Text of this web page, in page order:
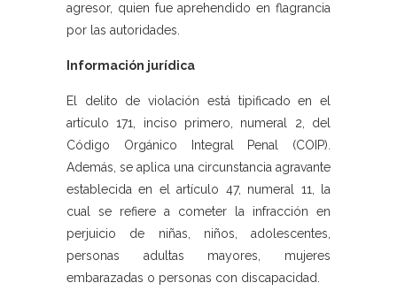
agresor, quien fue aprehendido en flagrancia
por las autoridades.
Información jurídica
El delito de violación está tipificado en el
artículo 171, inciso primero, numeral 2, del
Código Orgánico Integral Penal (COIP).
Además, se aplica una circunstancia agravante
establecida en el artículo 47, numeral 11, la
cual se refiere a cometer la infracción en
perjuicio de niñas, niños, adolescentes,
personas adultas mayores, mujeres
embarazadas o personas con discapacidad.